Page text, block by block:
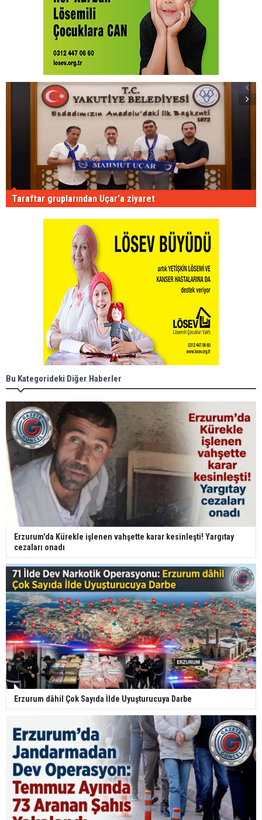
Taraftar gruplarından Uçar'a ziyaret
Bu Kategorideki Diğer Haberler
Erzurum'da Kürekle işlenen vahşette karar kesinleşti! Yargıtay
cezaları onadı
Erzurum dâhil Çok Sayıda İlde Uyuşturucuya Darbe